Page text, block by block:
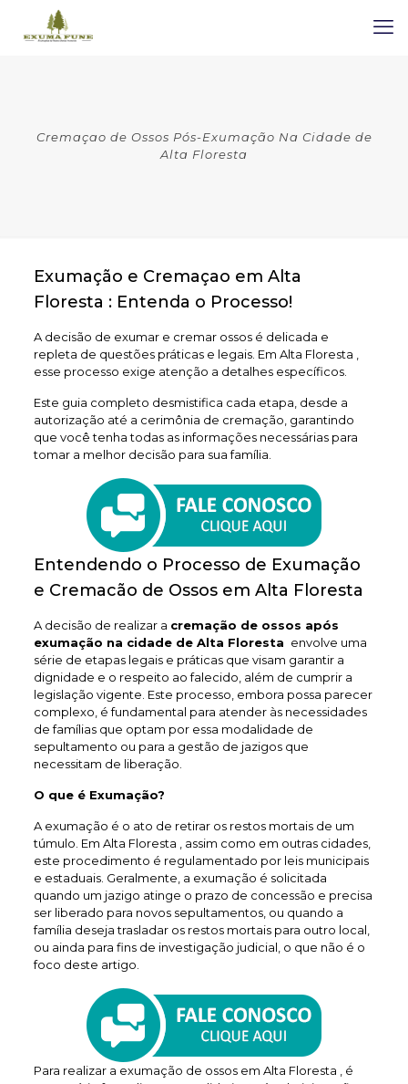
Cremaçao de Ossos Pós-Exumação Na Cidade de
Alta Floresta
Exumação e Cremaçao em Alta
Floresta : Entenda o Processo!
A decisão de exumar e cremar ossos é delicada e
repleta de questões práticas e legais. Em Alta Floresta ,
esse processo exige atenção a detalhes específicos.
Este guia completo desmistifica cada etapa, desde a
autorização até a cerimônia de cremação, garantindo
que você tenha todas as informações necessárias para
tomar a melhor decisão para sua família.
Entendendo o Processo de Exumação
e Cremacão de Ossos em Alta Floresta
A decisão de realizar a cremação de ossos após
exumação na cidade de Alta Floresta envolve uma
série de etapas legais e práticas que visam garantir a
dignidade e o respeito ao falecido, além de cumprir a
legislação vigente. Este processo, embora possa parecer
complexo, é fundamental para atender às necessidades
de famílias que optam por essa modalidade de
sepultamento ou para a gestão de jazigos que
necessitam de liberação.
O que é Exumação?
A exumação é o ato de retirar os restos mortais de um
túmulo. Em Alta Floresta , assim como em outras cidades,
este procedimento é regulamentado por leis municipais
e estaduais. Geralmente, a exumação é solicitada
quando um jazigo atinge o prazo de concessão e precisa
ser liberado para novos sepultamentos, ou quando a
família deseja trasladar os restos mortais para outro local,
ou ainda para fins de investigação judicial, o que não é o
foco deste artigo.
Para realizar a exumação de ossos em Alta Floresta , é